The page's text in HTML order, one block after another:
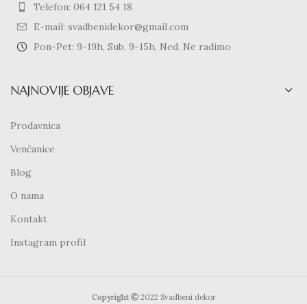
Telefon: 064 121 54 18
E-mail: svadbenidekor@gmail.com
Pon-Pet: 9-19h, Sub. 9-15h, Ned. Ne radimo
NAJNOVIJE OBJAVE
Prodavnica
Venčanice
Blog
O nama
Kontakt
Instagram profil
Copyright 2022 Svadbeni dekor